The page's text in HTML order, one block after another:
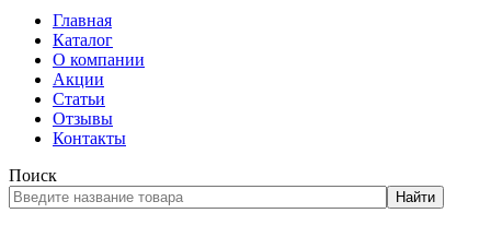
Главная
Каталог
О компании
Акции
Статьи
Отзывы
Контакты
Поиск
Найти